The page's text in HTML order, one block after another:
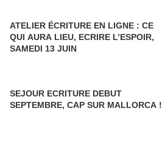
ATELIER ÉCRITURE EN LIGNE : CE
QUI AURA LIEU, ECRIRE L’ESPOIR,
SAMEDI 13 JUIN
SEJOUR ECRITURE DEBUT
SEPTEMBRE, CAP SUR MALLORCA !